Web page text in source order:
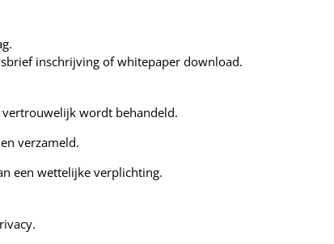
inschrijving of whitepaper download.
vertrouwelijk wordt behandeld.
verzameld.
een wettelijke verplichting.